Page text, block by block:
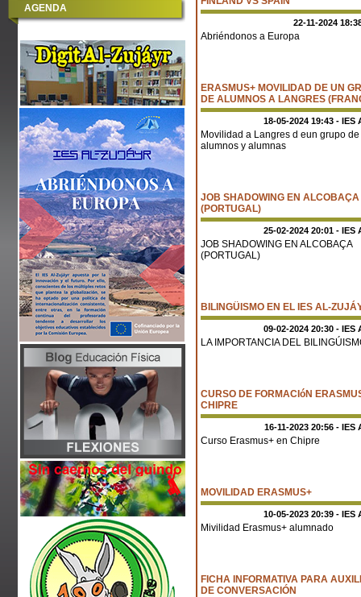
AGENDA
22-11-2024
Abriéndonos a Europa
ERASMUS+ MOVILIDAD DE UN
DE ALUMNOS A LANGRES
18-05-2024 19:43 - IES
Movilidad a Langres d eun grupo de
alumnos y alumnas
JOB SHADOWING EN ALCOBAÇA
(PORTUGAL)
25-02-2024 20:01 - IES
JOB SHADOWING EN ALCOBAÇA
(PORTUGAL)
BILINGÜISMO EN EL IES AL-
09-02-2024 20:30 - IES
LA IMPORTANCIA DEL
CURSO DE FORMACIóN
CHIPRE
16-11-2023 20:56 - IES
Curso Erasmus+ en Chipre
MOVILIDAD ERASMUS+
10-05-2023 20:39 - IES
Mivilidad Erasmus+ alumnado
FICHA INFORMATIVA PARA
DE CONVERSACIÓN